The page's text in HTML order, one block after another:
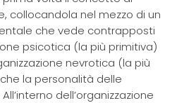
collocandola nel mezzo di un
che vede contrapposti
psicotica (la più primitiva)
nevrotica (la più
la personalità delle
dell’organizzazione